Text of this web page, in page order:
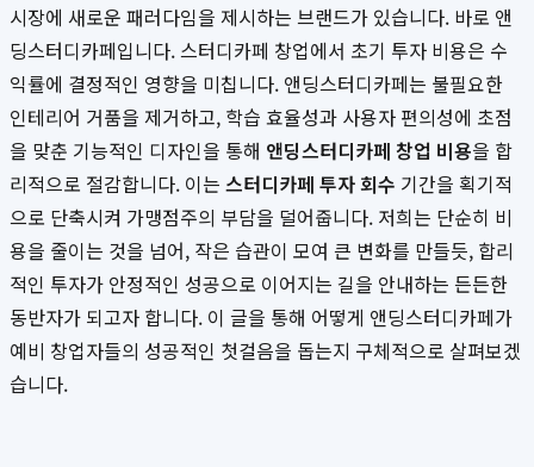
시장에 새로운 패러다임을 제시하는 브랜드가 있습니다. 바로 앤
딩스터디카페입니다. 스터디카페 창업에서 초기 투자 비용은 수
익률에 결정적인 영향을 미칩니다. 앤딩스터디카페는 불필요한
인테리어 거품을 제거하고, 학습 효율성과 사용자 편의성에 초점
을 맞춘 기능적인 디자인을 통해 앤딩스터디카페 창업 비용을 합
리적으로 절감합니다. 이는 스터디카페 투자 회수 기간을 획기적
으로 단축시켜 가맹점주의 부담을 덜어줍니다. 저희는 단순히 비
용을 줄이는 것을 넘어, 작은 습관이 모여 큰 변화를 만들듯, 합리
적인 투자가 안정적인 성공으로 이어지는 길을 안내하는 든든한
동반자가 되고자 합니다. 이 글을 통해 어떻게 앤딩스터디카페가
예비 창업자들의 성공적인 첫걸음을 돕는지 구체적으로 살펴보겠
습니다.